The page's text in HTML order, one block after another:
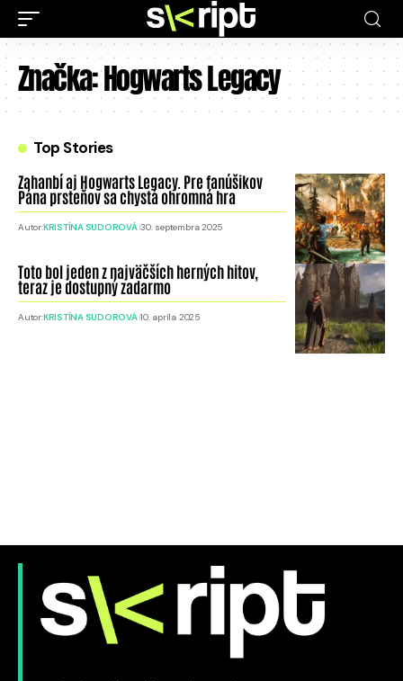
Značka:Hogwarts Legacy
Top Stories
Zahanbí aj Hogwarts Legacy. Pre fanúšikov
Pána prsteňov sa chystá ohromná hra
Autor:KRISTÍNA SUDOROVÁ 30. septembra 2025
Toto bol jeden z najväčších herných hitov,
teraz je dostupný zadarmo
Autor:KRISTÍNA SUDOROVÁ 10. apríla 2025